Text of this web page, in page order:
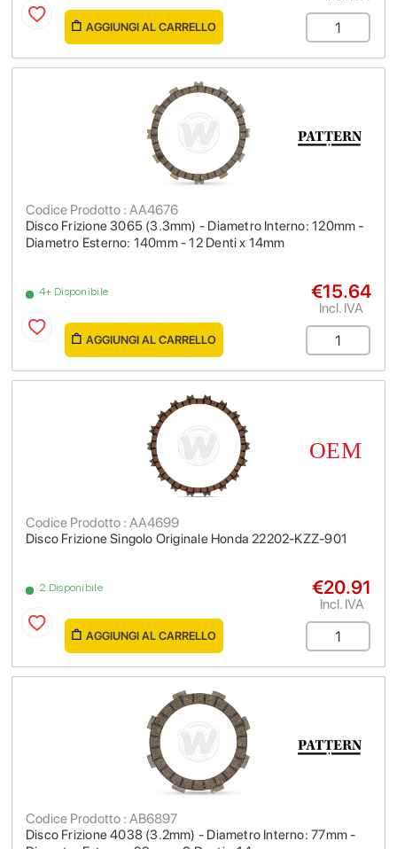
AGGIUNGI AL CARRELLO
Disco Frizione 3065 (3.3mm) - Diametro Interno: 120mm -
Diametro Esterno: 140mm - 12 Denti x 14mm
Codice Prodotto : AA4676
4+ Disponibile €15.64
Incl. IVA
AGGIUNGI AL CARRELLO
Disco Frizione Singolo Originale Honda 22202-KZZ-901
Codice Prodotto : AA4699
2 Disponibile €20.91
Incl. IVA
AGGIUNGI AL CARRELLO
Disco Frizione 4038 (3.2mm) - Diametro Interno: 77mm -
Codice Prodotto : AB6897